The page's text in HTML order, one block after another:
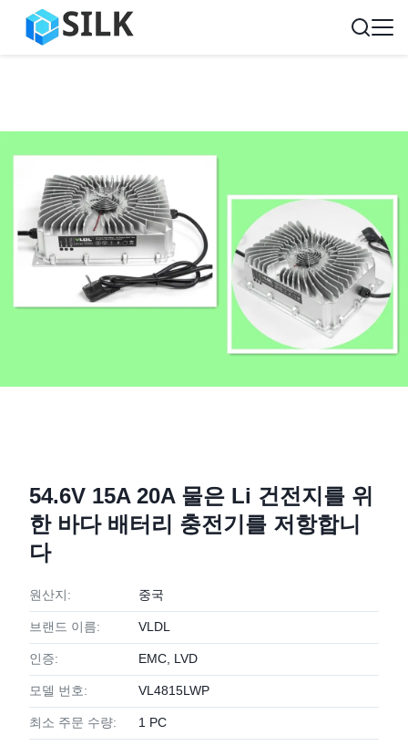
54.6V 15A 20A 물은 Li 건전지를 위
한 바다 배터리 충전기를 저항합니
다
원산지: 중국
브랜드 이름: VLDL
인증: EMC, LVD
모델 번호: VL4815LWP
최소 주문 수량: 1 PC